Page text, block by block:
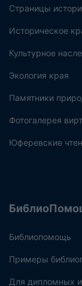
Страницы
Историческое
Культурное
Экология края
Памятники
Фотогалерея
Юферевские
Библиопомощь
Примеры
Для дипломных